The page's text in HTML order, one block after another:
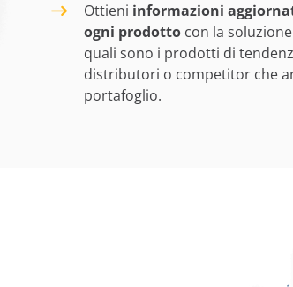
Ottieni informazioni
ogni prodotto con la soluzione
quali sono i prodotti di
distributori o competitor che
portafoglio.